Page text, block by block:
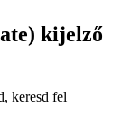
kijelző
keresd fel